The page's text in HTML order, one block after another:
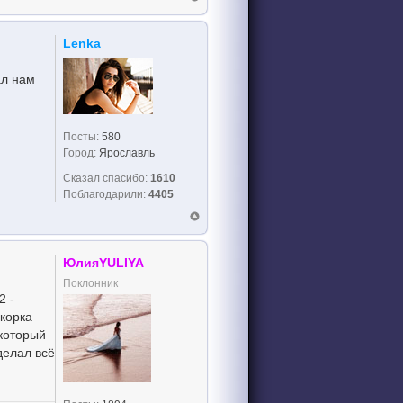
нам
Lenka
Посты: 580
Город: Ярославль
Сказал спасибо: 1610
Поблагодарили: 4405
-
всё
ЮлияYULIYA
Поклонник